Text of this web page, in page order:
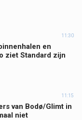
11:30
en
ziet Standard zijn
11:15
van Bodø/Glimt in
niet